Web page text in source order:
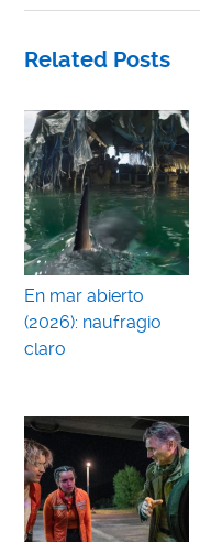
Related Posts
En mar abierto
(2026): naufragio
claro